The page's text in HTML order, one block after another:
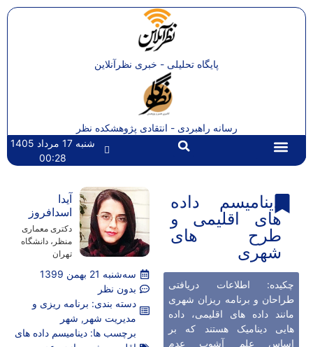
پایگاه تحلیلی - خبری نظرآنلاین
رسانه راهبردی - انتقادی پژوهشکده نظر
شنبه 17 مرداد 1405
00:28
دینامیسم داده
های اقلیمی و
طرح ‏های
شهری
چکیده: اطلاعات دریافتی
طراحان و برنامه ریزان شهری
مانند داده های اقلیمی، داده
هایی دینامیک هستند که بر
اساس علم آشوب عدم
آیدا
اسدافروز
دکتری معماری
منظر، دانشگاه
تهران
سه‌شنبه 21 بهمن 1399
بدون نظر
دسته بندی: برنامه ریزی و
مدیریت شهر , شهر
برچسب ها: دینامیسم داده های